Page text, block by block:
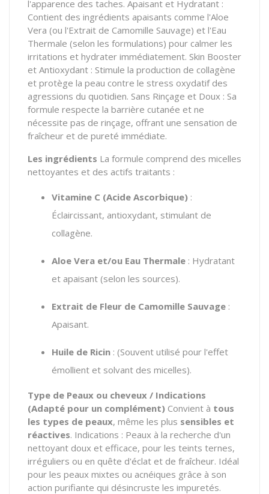
l'apparence des taches. Apaisant et Hydratant :
Contient des ingrédients apaisants comme l'Aloe
Vera (ou l'Extrait de Camomille Sauvage) et l'Eau
Thermale (selon les formulations) pour calmer les
irritations et hydrater immédiatement. Skin Booster
et Antioxydant : Stimule la production de collagène
et protège la peau contre le stress oxydatif des
agressions du quotidien. Sans Rinçage et Doux : Sa
formule respecte la barrière cutanée et ne
nécessite pas de rinçage, offrant une sensation de
fraîcheur et de pureté immédiate.
Les ingrédients La formule comprend des micelles
nettoyantes et des actifs traitants :
Vitamine C (Acide Ascorbique) :
Éclaircissant, antioxydant, stimulant de
collagène.
Aloe Vera et/ou Eau Thermale : Hydratant
et apaisant (selon les sources).
Extrait de Fleur de Camomille Sauvage :
Apaisant.
Huile de Ricin : (Souvent utilisé pour l'effet
émollient et solvant des micelles).
Type de Peaux ou cheveux / Indications
(Adapté pour un complément) Convient à tous
les types de peaux, même les plus sensibles et
réactives. Indications : Peaux à la recherche d'un
nettoyant doux et efficace, pour les teints ternes,
irréguliers ou en quête d'éclat et de fraîcheur. Idéal
pour les peaux mixtes ou acnéiques grâce à son
action purifiante qui désincruste les impuretés.